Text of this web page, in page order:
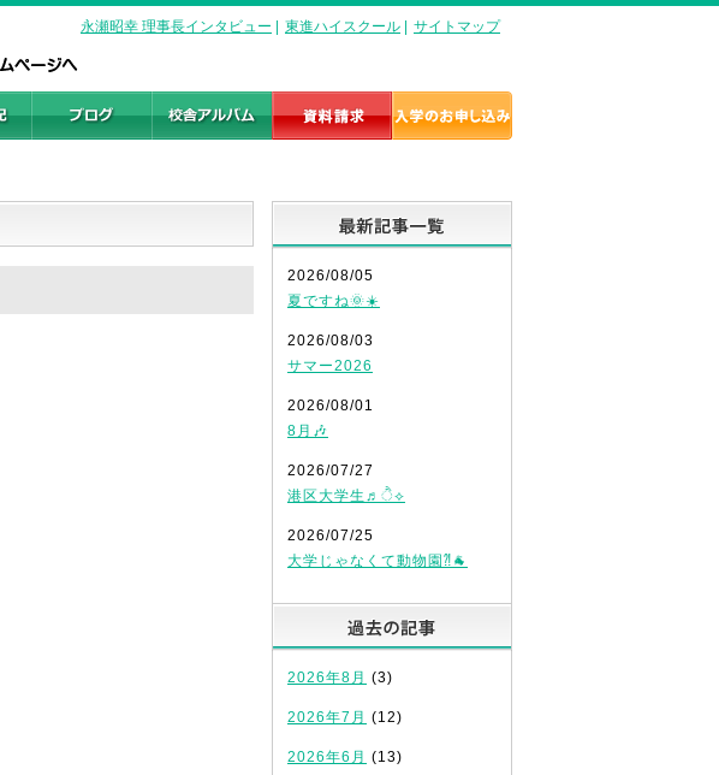
永瀬昭幸 理事長インタビュー 東進ハイスクール サイトマップ
2026/08/05
夏ですね🌞☀️
2026/08/03
サマー2026
2026/08/01
8月🎶
2026/07/27
港区大学生♬ੈ⟡
2026/07/25
大学じゃなくて動物園⁈🐐
2026年8月 (3)
2026年7月 (12)
2026年6月 (13)